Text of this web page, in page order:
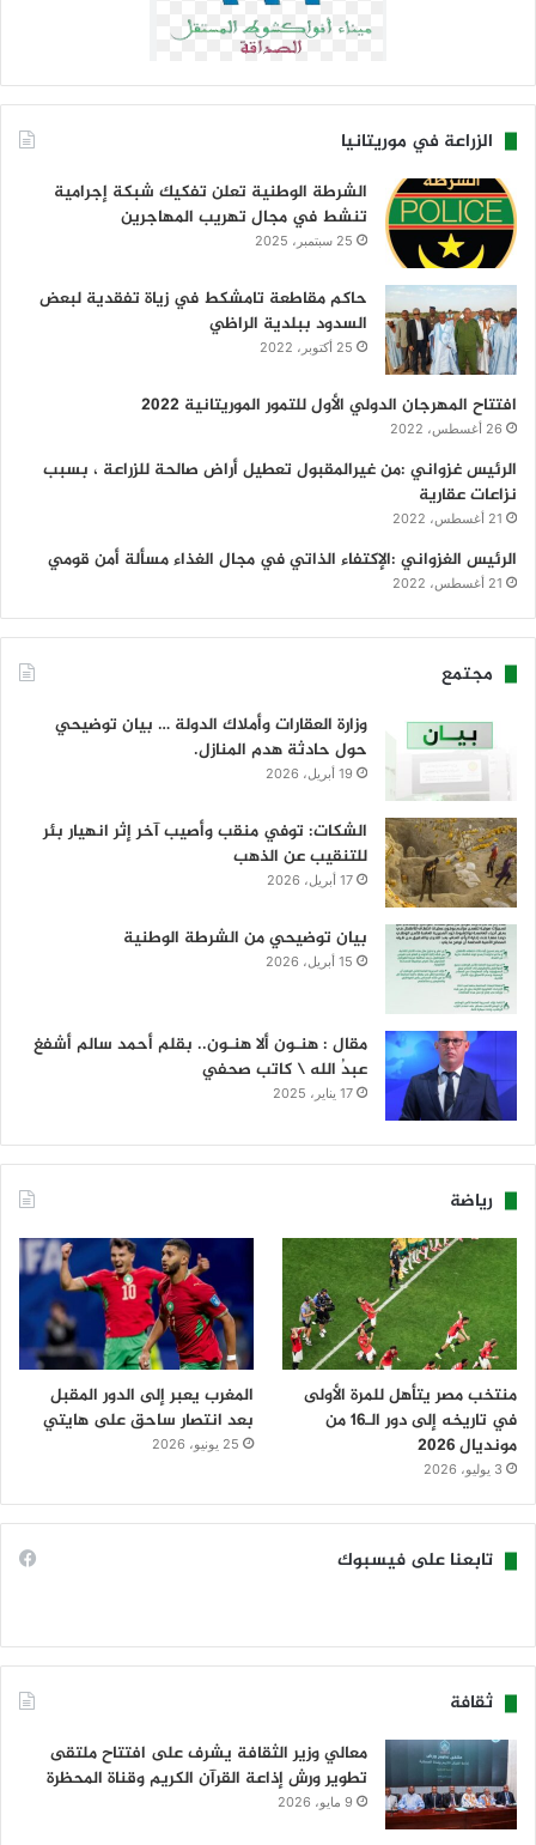
الزراعة في موريتانيا
الشرطة الوطنية تعلن تفكيك شبكة إجرامية
تنشط في مجال تهريب المهاجرين
25 سبتمبر، 2025
حاكم مقاطعة تامشكط في زياة تفقدية لبعض
السدود ببلدية الراظي
25 أكتوبر، 2022
افتتاح المهرجان الدولي الأول للتمور الموريتانية 2022
26 أغسطس، 2022
الرئيس غزواني :من غيرالمقبول تعطيل أراض صالحة للزراعة ، بسبب
نزاعات عقارية
21 أغسطس، 2022
الرئيس الغزواني :الإكتفاء الذاتي في مجال الغذاء مسألة أمن قومي
21 أغسطس، 2022
مجتمع
وزارة العقارات وأملاك الدولة … بيان توضيحي
حول حادثة هدم المنازل.
19 أبريل، 2026
الشكات: توفي منقب وأصيب آخر إثر انهيار بئر
للتنقيب عن الذهب
17 أبريل، 2026
بيان توضيحي من الشرطة الوطنية
15 أبريل، 2026
مقال : هنـون ألا هنـون.. بقلم أحمد سالم أشفغ
عبدُ الله \ كاتب صحفي
17 يناير، 2025
رياضة
منتخب مصر يتأهل للمرة الأولى
في تاريخه إلى دور الـ16 من
مونديال 2026
3 يوليو، 2026
المغرب يعبر إلى الدور المقبل
بعد انتصار ساحق على هايتي
25 يونيو، 2026
تابعنا على فيسبوك
ثقافة
معالي وزير الثقافة يشرف على افتتاح ملتقى
تطوير ورش إذاعة القرآن الكريم وقناة المحظرة
9 مايو، 2026